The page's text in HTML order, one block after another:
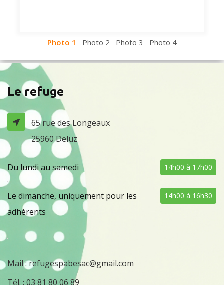
Photo 1 Photo 2 Photo 3 Photo 4
Le refuge
65 rue des Longeaux
25960 Deluz
Du lundi au samedi 14h00 à 17h00
Le dimanche, uniquement pour les
adhérents
14h00 à 16h30
Mail :refugespabesac@gmail.com
Tél. : 03 81 80 06 89